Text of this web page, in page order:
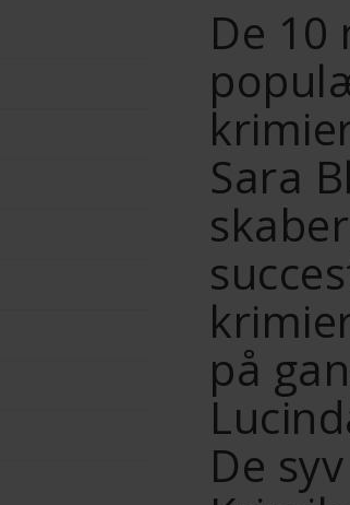
De 10
Sara
skaber
på
De